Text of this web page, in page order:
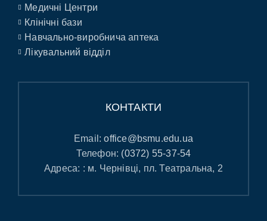
Медичні Центри
Клінічні бази
Навчально-виробнича аптека
Лікувальний відділ
КОНТАКТИ
Email:office@bsmu.edu.ua
Телефон: (0372) 55-37-54
Адреса: : м. Чернівці, пл. Театральна, 2